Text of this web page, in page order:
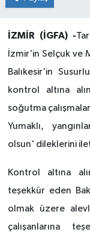
İZMİR (İGFA) -
İzmir'in Selçuk ve
Balıkesir'in
kontrol altına
soğutma
Yumaklı,
olsun' dileklerini
Kontrol altına
teşekkür eden
olmak üzere
çalışanlarına